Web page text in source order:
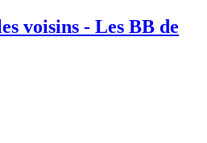
voisins - Les BB de